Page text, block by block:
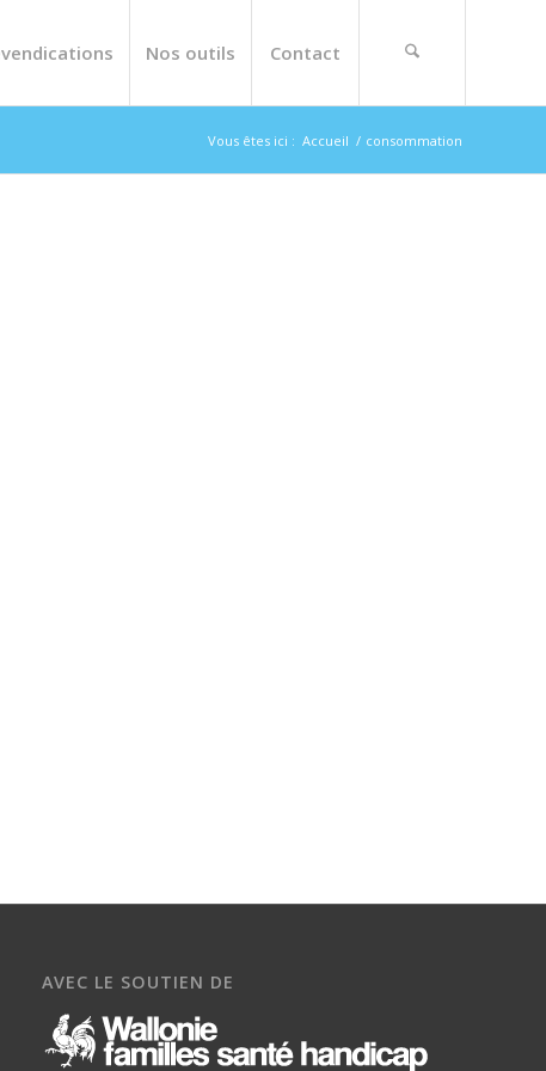
Nos outils Contact
Vous êtes ici : Accueil / consommation
AVEC LE SOUTIEN DE